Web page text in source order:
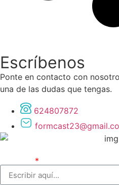
Escríbenos
Ponte en contacto con
una de las dudas que tengas.
624807872